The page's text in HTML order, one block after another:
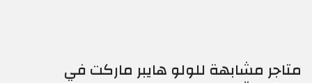
متاجر مشابهة للولو هايبر ماركت في